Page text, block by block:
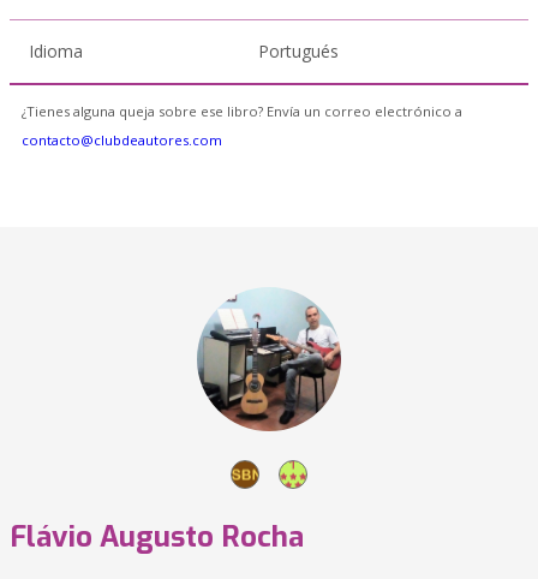
Idioma Portugués
¿Tienes alguna queja sobre ese libro? Envía un correo electrónico a
contacto@clubdeautores.com
Flávio Augusto Rocha